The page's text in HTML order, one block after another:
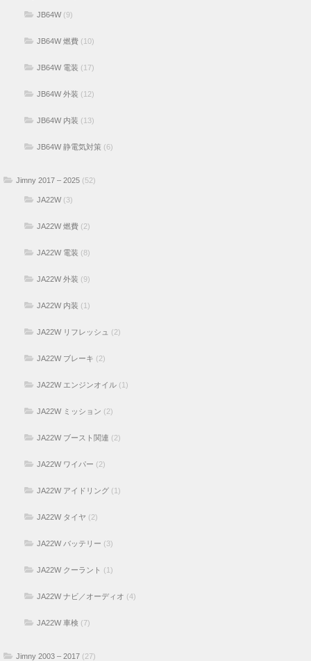
JB64W(9)
JB64W 燃費 (10)
JB64W 電装 (17)
JB64W 外装 (12)
JB64W 内装 (13)
JB64W 静電気対策 (6)
Jimny 2017 – 2025 (52)
JA22W(3)
JA22W 燃費 (2)
JA22W 電装 (8)
JA22W 外装 (9)
JA22W 内装 (1)
JA22W リフレッシュ (2)
JA22W ブレーキ (2)
JA22W エンジンオイル (1)
JA22W ミッション (2)
JA22W ブースト関連 (2)
JA22W ワイパー (2)
JA22W アイドリング (1)
JA22W タイヤ (2)
JA22W バッテリー (3)
JA22W クーラント (1)
JA22W ナビ／オーディオ (4)
JA22W 車検 (7)
Jimny 2003 – 2017 (27)